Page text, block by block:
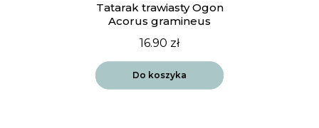
Tatarak trawiasty Ogon
Acorus gramineus
16.90 zł
Do koszyka